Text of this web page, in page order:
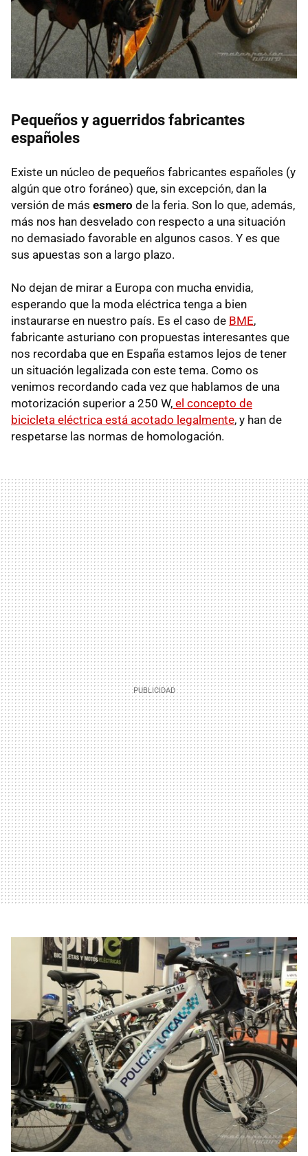
Pequeños y aguerridos fabricantes
españoles
Existe un núcleo de pequeños fabricantes españoles (y
algún que otro foráneo) que, sin excepción, dan la
versión de más esmero de la feria. Son lo que, además,
más nos han desvelado con respecto a una situación
no demasiado favorable en algunos casos. Y es que
sus apuestas son a largo plazo.
No dejan de mirar a Europa con mucha envidia,
esperando que la moda eléctrica tenga a bien
instaurarse en nuestro país. Es el caso de BME,
fabricante asturiano con propuestas interesantes que
nos recordaba que en España estamos lejos de tener
un situación legalizada con este tema. Como os
venimos recordando cada vez que hablamos de una
motorización superior a 250 W, el concepto de
bicicleta eléctrica está acotado legalmente, y han de
respetarse las normas de homologación.